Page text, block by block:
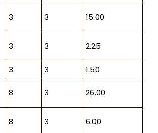
3 3 15.00
3 3 2.25
3 3 1.50
8 3 26.00
8 3 6.00